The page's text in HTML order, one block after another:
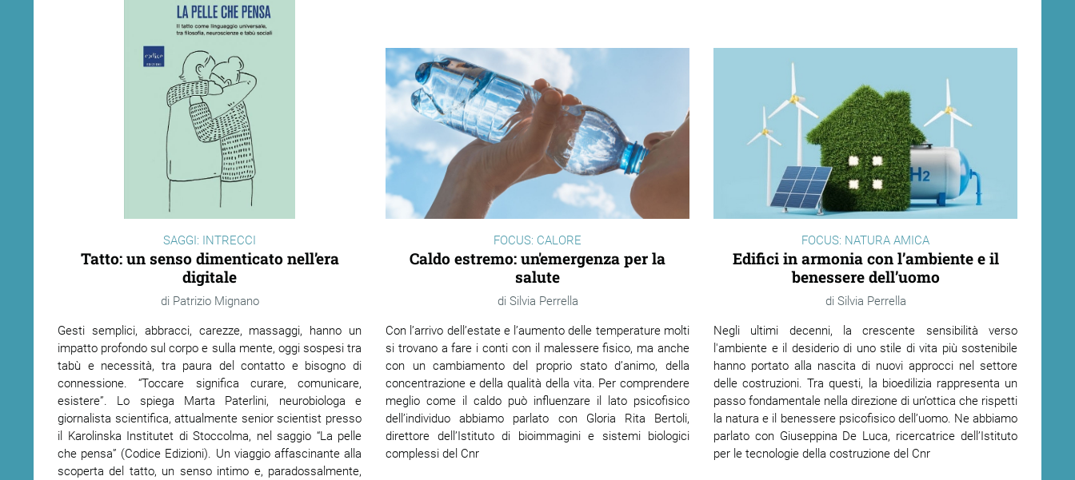
SAGGI: INTRECCI
Tatto: un senso dimenticato nell’era
digitale
Patrizio Mignano
Gesti semplici, abbracci, carezze, massaggi, hanno un
impatto profondo sul corpo e sulla mente, oggi sospesi tra
tabù e necessità, tra paura del contatto e bisogno di
connessione. “Toccare significa curare, comunicare,
esistere”. Lo spiega Marta Paterlini, neurobiologa e
giornalista scientifica, attualmente senior scientist presso
il Karolinska Institutet di Stoccolma, nel saggio “La pelle
che pensa” (Codice Edizioni). Un viaggio affascinante alla
scoperta del tatto, un senso intimo e, paradossalmente,
FOCUS: CALORE
Caldo estremo: un'emergenza per la
salute
Silvia Perrella
Con l’arrivo dell’estate e l’aumento delle temperature molti
si trovano a fare i conti con il malessere fisico, ma anche
con un cambiamento del proprio stato d’animo, della
concentrazione e della qualità della vita. Per comprendere
meglio come il caldo può influenzare il lato psicofisico
dell’individuo abbiamo parlato con Gloria Rita Bertoli,
direttore dell’Istituto di bioimmagini e sistemi biologici
complessi del Cnr
FOCUS: NATURA AMICA
Edifici in armonia con l’ambiente e il
benessere dell’uomo
Silvia Perrella
Negli ultimi decenni, la crescente sensibilità verso
l'ambiente e il desiderio di uno stile di vita più sostenibile
hanno portato alla nascita di nuovi approcci nel settore
delle costruzioni. Tra questi, la bioedilizia rappresenta un
passo fondamentale nella direzione di un’ottica che rispetti
la natura e il benessere psicofisico dell’uomo. Ne abbiamo
parlato con Giuseppina De Luca, ricercatrice dell’Istituto
per le tecnologie della costruzione del Cnr